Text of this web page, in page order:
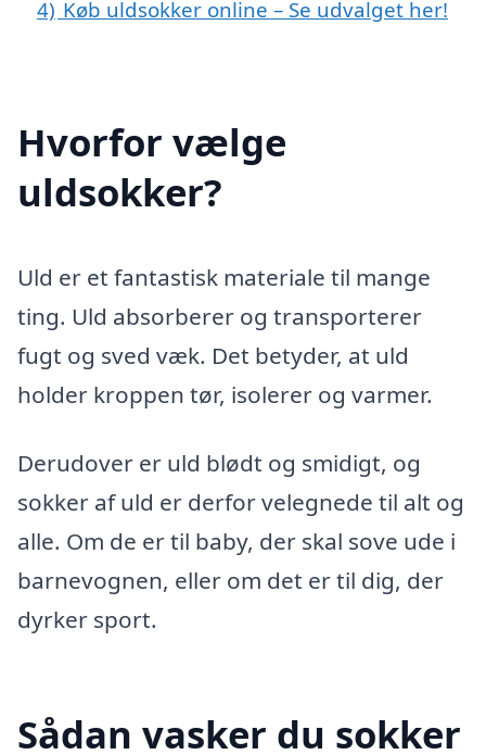
4) Køb uldsokker online – Se udvalget her!
Hvorfor vælge
uldsokker?
Uld er et fantastisk materiale til mange
ting. Uld absorberer og transporterer
fugt og sved væk. Det betyder, at uld
holder kroppen tør, isolerer og varmer.
Derudover er uld blødt og smidigt, og
sokker af uld er derfor velegnede til alt og
alle. Om de er til baby, der skal sove ude i
barnevognen, eller om det er til dig, der
dyrker sport.
Sådan vasker du sokker